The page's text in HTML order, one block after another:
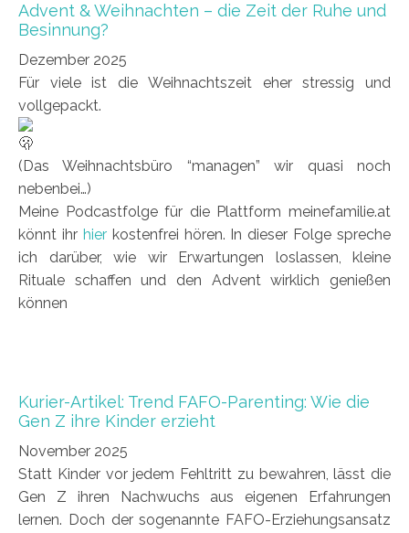
Advent & Weihnachten – die Zeit der Ruhe und
Besinnung?
Dezember 2025
Für viele ist die Weihnachtszeit eher stressig und
vollgepackt.
(Das Weihnachtsbüro “managen” wir quasi noch
nebenbei…)
Meine Podcastfolge für die Plattform meinefamilie.at
könnt ihr hier kostenfrei hören. In dieser Folge spreche
ich darüber, wie wir Erwartungen loslassen, kleine
Rituale schaffen und den Advent wirklich genießen
können
Kurier-Artikel: Trend FAFO-Parenting: Wie die
Gen Z ihre Kinder erzieht
November 2025
Statt Kinder vor jedem Fehltritt zu bewahren, lässt die
Gen Z ihren Nachwuchs aus eigenen Erfahrungen
lernen. Doch der sogenannte FAFO-Erziehungsansatz